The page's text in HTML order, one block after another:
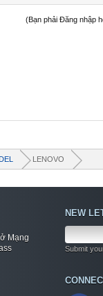
(Bạn phải Đăng nhập
LENOVO
Mạng
NEW
Submit